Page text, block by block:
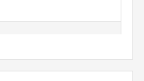
terč díky